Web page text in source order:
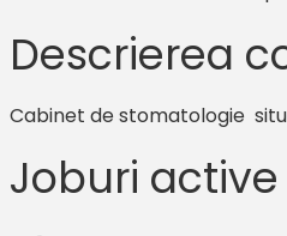
Descrierea
Cabinet de stomatologie
Joburi